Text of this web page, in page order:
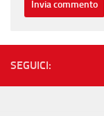
SEGUICI: